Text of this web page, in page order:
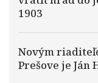
1903
Novým
Prešove je Ján